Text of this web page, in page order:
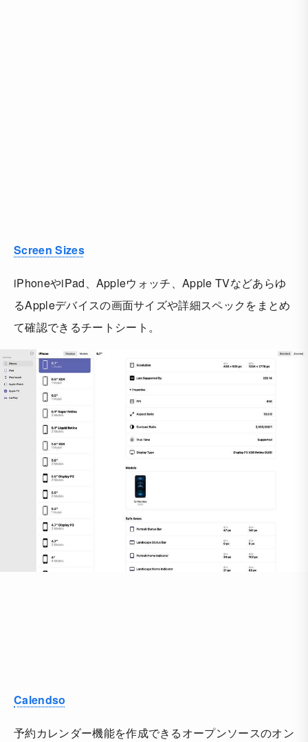
Screen Sizes
iPhoneやiPad、Appleウォッチ、Apple TVなどあらゆ
るAppleデバイスの画面サイズや詳細スペックをまとめ
て確認できるチートシート。
Calendso
予約カレンダー機能を作成できるオープンソースのオン